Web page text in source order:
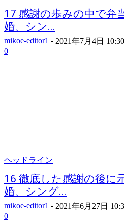
17 感謝の歩みの中で弁
婚、シン...
mikoe-editor1 - 2021年7月4日 10:30
0
ヘッドライン
16 徹底した感謝の後に
婚、シング...
mikoe-editor1 - 2021年6月27日
0